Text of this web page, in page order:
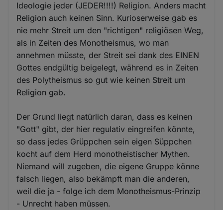
Ideologie jeder (JEDER!!!!) Religion. Anders macht
Religion auch keinen Sinn. Kurioserweise gab es
nie mehr Streit um den "richtigen" religiösen Weg,
als in Zeiten des Monotheismus, wo man
annehmen müsste, der Streit sei dank des EINEN
Gottes endgültig beigelegt, während es in Zeiten
des Polytheismus so gut wie keinen Streit um
Religion gab.
Der Grund liegt natürlich daran, dass es keinen
"Gott" gibt, der hier regulativ eingreifen könnte,
so dass jedes Grüppchen sein eigen Süppchen
kocht auf dem Herd monotheistischer Mythen.
Niemand will zugeben, die eigene Gruppe könne
falsch liegen, also bekämpft man die anderen,
weil die ja - folge ich dem Monotheismus-Prinzip
- Unrecht haben müssen.